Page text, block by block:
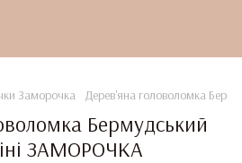
Заморочка Дерев'яна головоломка
Бермудський
ЗАМОРОЧКА